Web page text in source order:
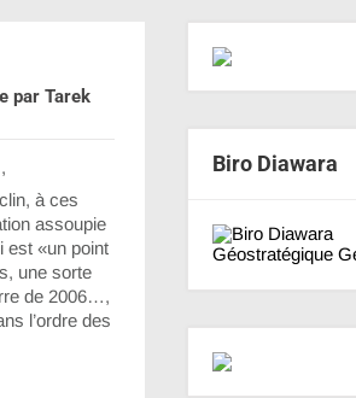
par Tarek
,
à ces
assoupie
est «un point
une sorte
de 2006…,
l’ordre des
Biro Diawara
Géostratégique